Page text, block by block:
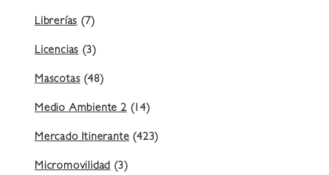
Librerías(7)
Licencias(3)
Mascotas(48)
Medio Ambiente 2(14)
Mercado Itinerante(423)
Micromovilidad(3)